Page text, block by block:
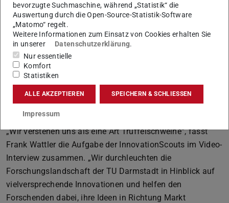
Gründungshochschulen in Deutschland. Seit über
zehn Jahren hat das universitätseigene Innovations-
und Gründungszentrum HIGHEST mehr als 200 Start-
ups bei der Gründung begleitet. Diese
Ausgründungen von Wissenschaftler:innen und
Studierenden der TU Darmstadt sind zentraler
Baustein von xchange in Wirtschaft, Gesellschaft und
„Wir verstehen uns als eine Art Trüffelschweine“, fasst
Frank Wattler die Aufgabe der InnovationScouts im Video-
Interview zusammen. „Wir durchleuchten die
Forschungslandschaft der TU Darmstadt in Hinblick auf
vielversprechende Innovationen und helfen den
Forschenden dabei, ihre Ideen in Richtung Markt
bevorzugte Suchmaschine, während „Statistik“ die
Auswertung durch die Open-Source-Statistik-Software
„Matomo“ regelt.
Weitere Informationen zum Einsatz von Cookies erhalten Sie
in unserer
Datenschutzerklärung.
Nur essentielle
Komfort
Statistiken
ALLE AKZEPTIEREN SPEICHERN & SCHLIESSEN
Impressum